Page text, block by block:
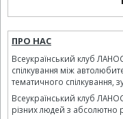
ПРО НАС
Всеукраїнський клуб
спілкування між
тематичного спілкування,
Всеукраїнський клуб
різних людей з абсолютно